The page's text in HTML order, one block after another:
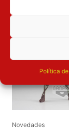
Política
Novedades